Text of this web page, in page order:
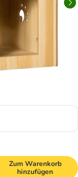
Zum Warenkorb
hinzufügen